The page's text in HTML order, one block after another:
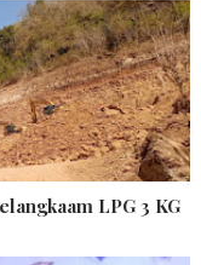
LPG 3 KG